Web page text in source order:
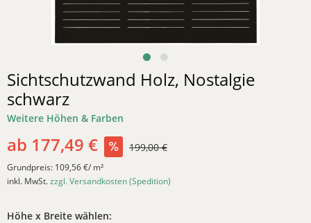
Sichtschutzwand Holz, Nostalgie
schwarz
Weitere Höhen & Farben
ab 177,49 € 199,00 €
Grundpreis: 109,56 €/ m²
inkl. MwSt.zzgl. Versandkosten (Spedition)
Höhe x Breite wählen: